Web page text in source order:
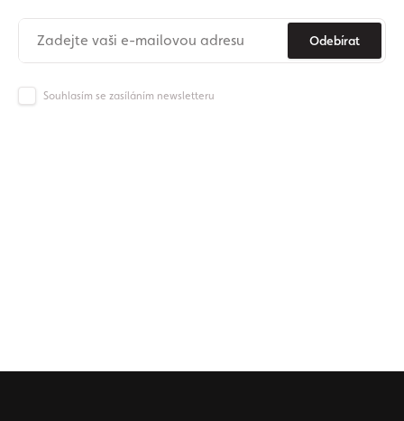
Odebírat
Souhlasím se zasíláním newsletteru